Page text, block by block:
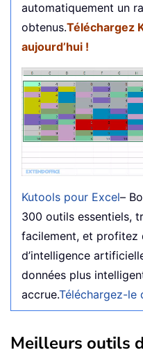
automatiquement un
obtenus.Téléchargez
aujourd’hui !
Kutools pour Excel–
300 outils essentiels,
facilement, et profitez
d’intelligence
données plus
accrue.Téléchargez-le
Meilleurs outils